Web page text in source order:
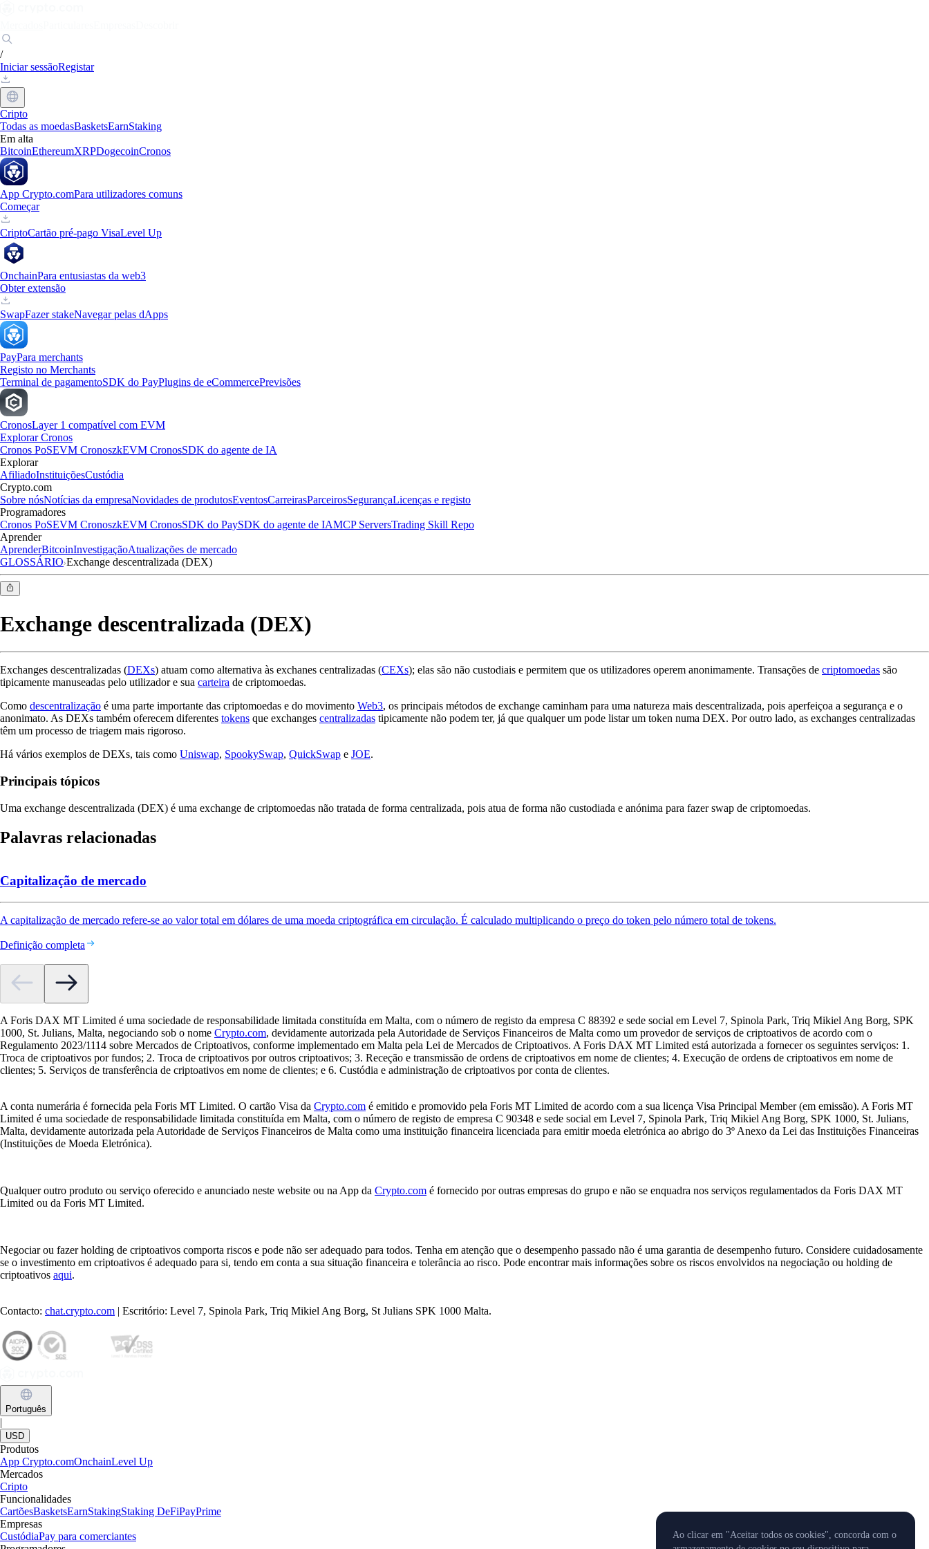
/
Iniciar sessãoRegistar
Cripto
Todas as moedasBasketsEarnStaking
Em alta
BitcoinEthereumXRPDogecoinCronos
App Crypto.comPara utilizadores comuns
Começar
CriptoCartão pré-pago VisaLevel Up
OnchainPara entusiastas da web3
Obter extensão
SwapFazer stakeNavegar pelas dApps
PayPara merchants
Registo no Merchants
Terminal de pagamentoSDK do PayPlugins de eCommercePrevisões
CronosLayer 1 compatível com EVM
Explorar Cronos
Cronos PoSEVM CronoszkEVM CronosSDK do agente de IA
Explorar
AfiliadoInstituiçõesCustódia
Crypto.com
Sobre nósNotícias da empresaNovidades de produtosEventosCarreirasParceirosSegurançaLicenças e registo
Programadores
Cronos PoSEVM CronoszkEVM CronosSDK do PaySDK do agente de IAMCP ServersTrading Skill Repo
Aprender
AprenderBitcoinInvestigaçãoAtualizações de mercado
GLOSSÁRIO Exchange descentralizada (DEX)
Exchange descentralizada (DEX)
Exchanges descentralizadas (DEXs) atuam como alternativa às exchanes centralizadas (CEXs); elas são não custodiais e permitem que os utilizadores operem anonimamente. Transações de criptomoedas são
tipicamente manuseadas pelo utilizador e sua carteira de criptomoedas.
Como descentralização é uma parte importante das criptomoedas e do movimento Web3, os principais métodos de exchange caminham para uma natureza mais descentralizada, pois aperfeiçoa a segurança e o
anonimato. As DEXs também oferecem diferentes tokens que exchanges centralizadas tipicamente não podem ter, já que qualquer um pode listar um token numa DEX. Por outro lado, as exchanges centralizadas
têm um processo de triagem mais rigoroso.
Há vários exemplos de DEXs, tais como Uniswap, SpookySwap, QuickSwap e JOE.
Principais tópicos
Uma exchange descentralizada (DEX) é uma exchange de criptomoedas não tratada de forma centralizada, pois atua de forma não custodiada e anónima para fazer swap de criptomoedas.
Palavras relacionadas
Capitalização de mercado
A capitalização de mercado refere-se ao valor total em dólares de uma moeda criptográfica em circulação. É calculado multiplicando o preço do token pelo número total de tokens.
Definição completa
A Foris DAX MT Limited é uma sociedade de responsabilidade limitada constituída em Malta, com o número de registo da empresa C 88392 e sede social em Level 7, Spinola Park, Triq Mikiel Ang Borg, SPK
1000, St. Julians, Malta, negociando sob o nome Crypto.com, devidamente autorizada pela Autoridade de Serviços Financeiros de Malta como um provedor de serviços de criptoativos de acordo com o
Regulamento 2023/1114 sobre Mercados de Criptoativos, conforme implementado em Malta pela Lei de Mercados de Criptoativos. A Foris DAX MT Limited está autorizada a fornecer os seguintes serviços: 1.
Troca de criptoativos por fundos; 2. Troca de criptoativos por outros criptoativos; 3. Receção e transmissão de ordens de criptoativos em nome de clientes; 4. Execução de ordens de criptoativos em nome de
clientes; 5. Serviços de transferência de criptoativos em nome de clientes; e 6. Custódia e administração de criptoativos por conta de clientes.
A conta numerária é fornecida pela Foris MT Limited. O cartão Visa da Crypto.com é emitido e promovido pela Foris MT Limited de acordo com a sua licença Visa Principal Member (em emissão). A Foris MT
Limited é uma sociedade de responsabilidade limitada constituída em Malta, com o número de registo de empresa C 90348 e sede social em Level 7, Spinola Park, Triq Mikiel Ang Borg, SPK 1000, St. Julians,
Malta, devidamente autorizada pela Autoridade de Serviços Financeiros de Malta como uma instituição financeira licenciada para emitir moeda eletrónica ao abrigo do 3º Anexo da Lei das Instituições Financeiras
(Instituições de Moeda Eletrónica).
Qualquer outro produto ou serviço oferecido e anunciado neste website ou na App da Crypto.com é fornecido por outras empresas do grupo e não se enquadra nos serviços regulamentados da Foris DAX MT
Limited ou da Foris MT Limited.
Negociar ou fazer holding de criptoativos comporta riscos e pode não ser adequado para todos. Tenha em atenção que o desempenho passado não é uma garantia de desempenho futuro. Considere cuidadosamente
se o investimento em criptoativos é adequado para si, tendo em conta a sua situação financeira e tolerância ao risco. Pode encontrar mais informações sobre os riscos envolvidos na negociação ou holding de
criptoativos aqui.
Contacto: chat.crypto.com | Escritório: Level 7, Spinola Park, Triq Mikiel Ang Borg, St Julians SPK 1000 Malta.
Português
|
USD
Produtos
App Crypto.comOnchainLevel Up
Mercados
Cripto
Funcionalidades
CartõesBasketsEarnStakingStaking DeFiPayPrime
Empresas
CustódiaPay para comerciantes
Ao clicar em "Aceitar todos os cookies", concorda com o